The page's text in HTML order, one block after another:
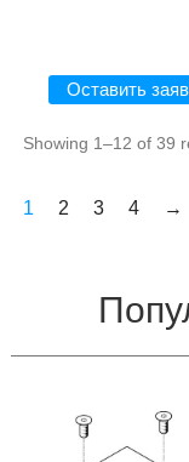
Оставить
Showing 1–12 of 39
1 2 3 4 →